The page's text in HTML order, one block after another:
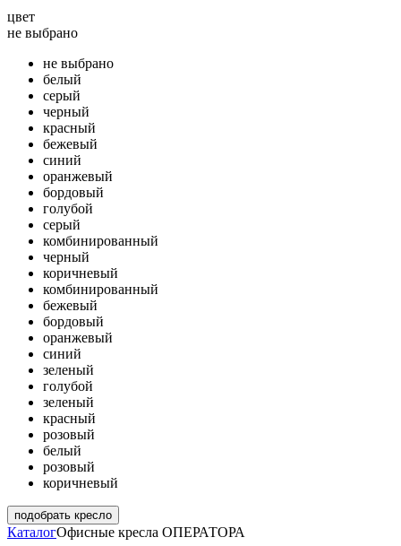
цвет
не выбрано
не выбрано
белый
серый
черный
красный
бежевый
синий
оранжевый
бордовый
голубой
серый
комбинированный
черный
коричневый
комбинированный
бежевый
бордовый
оранжевый
синий
зеленый
голубой
зеленый
красный
розовый
белый
розовый
коричневый
подобрать кресло
КаталогОфисные кресла ОПЕРАТОРА